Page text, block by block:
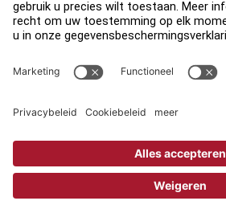
PRIVACYBELEID VAN LIFE FITNESS